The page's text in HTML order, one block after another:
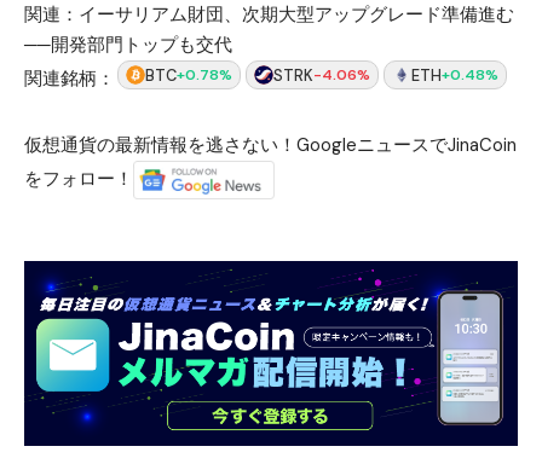
関連： イーサリアム財団、次期大型アップグレード準備進む
──開発部門トップも交代
関連銘柄：
BTC+0.78% STRK-4.06% ETH+0.48%
仮想通貨の最新情報を逃さない！GoogleニュースでJinaCoin
をフォロー！